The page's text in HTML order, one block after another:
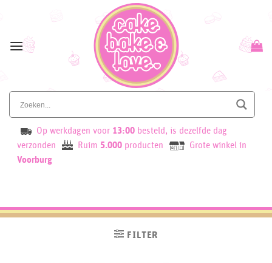
content
Op werkdagen voor 13:00 besteld, is dezelfde dag
verzonden
Ruim 5.000 producten
Grote winkel in
Voorburg
FILTER